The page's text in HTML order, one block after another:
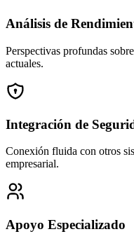
Análisis de
Perspectivas profundas
actuales.
Integración de
Conexión fluida con otros
empresarial.
Apoyo Especializado